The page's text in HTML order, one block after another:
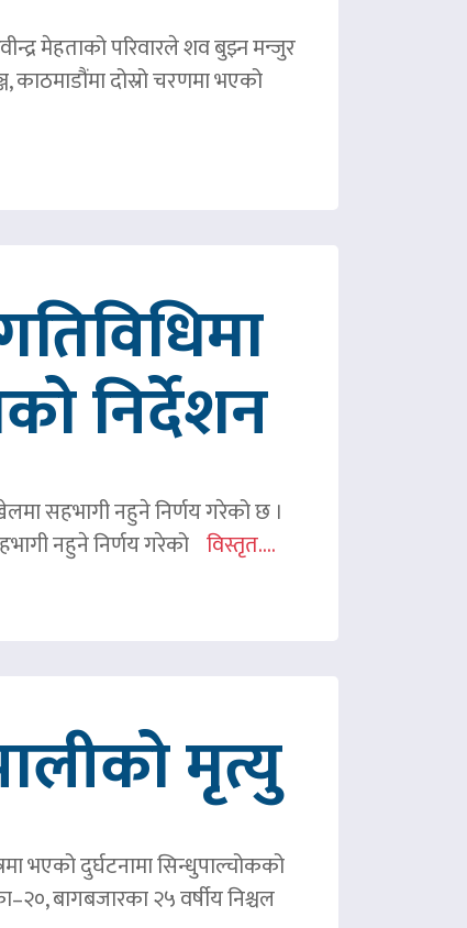
मेहताको परिवारले शव बुझ्न मन्जुर
दोस्रो चरणमा भएको
निर्देशन
सहभागी नहुने निर्णय गरेको छ ।
नहुने निर्णय गरेको विस्तृत....
मृत्यु
भएको दुर्घटनामा सिन्धुपाल्चोकको
बागबजारका २५ वर्षीय निश्चल